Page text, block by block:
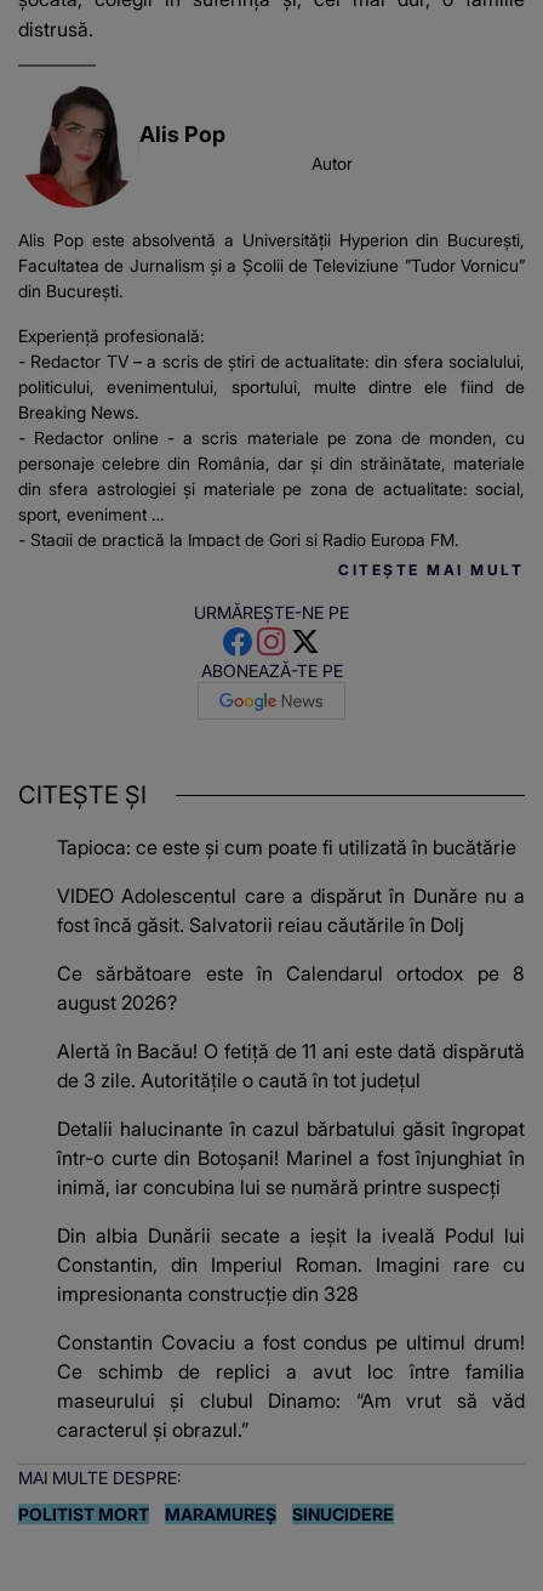
distrusă.
Alis Pop
Autor
Alis Pop este absolventă a Universității Hyperion din București,
Facultatea de Jurnalism și a Școlii de Televiziune ”Tudor Vornicu”
din București.
Experiență profesională:
- Redactor TV – a scris de știri de actualitate: din sfera socialului,
politicului, evenimentului, sportului, multe dintre ele fiind de
Breaking News.
- Redactor online - a scris materiale pe zona de monden, cu
personaje celebre din România, dar și din străinătate, materiale
din sfera astrologiei și materiale pe zona de actualitate: social,
sport, eveniment
- Stagii de practică la Impact de Gorj și Radio Europa FM.
CITEȘTE MAI MULT
URMĂREȘTE-NE PE
ABONEAZĂ-TE PE
CITEȘTE ȘI
Tapioca: ce este și cum poate fi utilizată în bucătărie
VIDEO Adolescentul care a dispărut în Dunăre nu a
fost încă găsit. Salvatorii reiau căutările în Dolj
Ce sărbătoare este în Calendarul ortodox pe 8
august 2026?
Alertă în Bacău! O fetiță de 11 ani este dată dispărută
de 3 zile. Autoritățile o caută în tot județul
Detalii halucinante în cazul bărbatului găsit îngropat
într-o curte din Botoșani! Marinel a fost înjunghiat în
inimă, iar concubina lui se numără printre suspecți
Din albia Dunării secate a ieșit la iveală Podul lui
Constantin, din Imperiul Roman. Imagini rare cu
impresionanta construcție din 328
Constantin Covaciu a fost condus pe ultimul drum!
Ce schimb de replici a avut loc între familia
maseurului și clubul Dinamo: “Am vrut să văd
caracterul și obrazul.”
MAI MULTE DESPRE:
POLITIST MORT
MARAMUREŞ SINUCIDERE